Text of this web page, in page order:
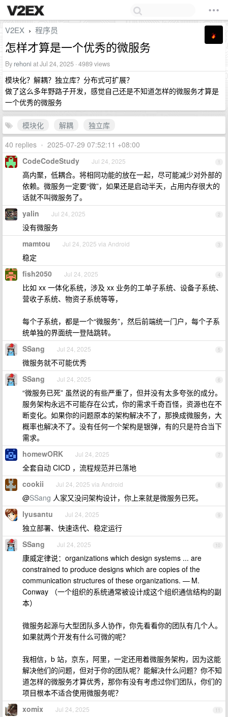
V2EX › 程序员
怎样才算是一个优秀的微服务
By rehoni at Jul 24, 2025 · 4989 views
模块化？解耦？独立库？分布式可扩展？
做了这么多年野路子开发，感觉自己还是不知道怎样的微服务才算是
一个优秀的微服务
模块化 解耦
独立库
40 replies • 2025-07-29 07:52:11 +08:00
1
CodeCodeStudy Jul 24, 2025
高内聚，低耦合。将相同功能的放在一起，尽可能减少对外部的
依赖。微服务一定要“微”，如果还是启动半天，占用内存很大的
话就不叫微服务了。
2
yalin Jul 24, 2025
没有微服务
3
mamtou Jul 24, 2025 via Android
稳定
4
fish2050 Jul 24, 2025
比如 xx 一体化系统，涉及 xx 业务的工单子系统、设备子系统、
营收子系统、物资子系统等等，
每个子系统，都是一个“微服务”，然后前端统一门户，每个子系
统单独的界面统一登陆跳转。
5
SSang Jul 24, 2025
微服务就不可能优秀
6
SSang Jul 24, 2025
“微服务已死” 虽然说的有些严重了，但并没有太多夸张的成分。
服务架构永远不可能存在公式，你的需求千奇百怪，资源也在不
断变化。如果你的问题原本的架构解决不了，那换成微服务，大
概率也解决不了。没有任何一个架构是银弹，有的只是符合当下
需求。
7
homewORK Jul 24, 2025
全套自动 CICD ，流程规范并已落地
8
cookii Jul 24, 2025 via Android
@SSang 人家又没问架构设计，你上来就是微服务已死。
9
lyusantu Jul 24, 2025
独立部署、快速迭代、稳定运行
10
SSang Jul 24, 2025
康威定律说：organizations which design systems ... are
constrained to produce designs which are copies of the
communication structures of these organizations. — M.
Conway （一个组织的系统通常被设计成这个组织通信结构的副
本）
微服务起源与大型团队多人协作，你先看看你的团队有几个人。
如果就两个开发有什么可微的呢？
我相信，b 站，京东，阿里，一定还用着微服务架构，因为这能
解决他们的问题，但对于你的团队呢？能解决什么问题？你不知
道怎样的微服务才算优秀，那你有没有考虑过你们团队，你们的
项目根本不适合使用微服务呢？
11
xomix Jul 24, 2025